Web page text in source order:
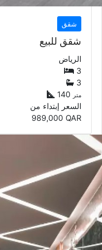
شقق
شقق للبيع
الرياض
3
3
140 متر
السعر إبتداء من
989,000 QAR